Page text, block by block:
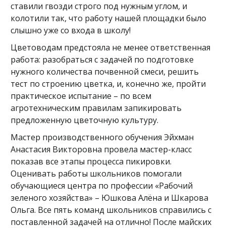
ставили гвозди строго под нужным углом, и
колотили так, что работу нашей площадки было
слышно уже со входа в школу!
Цветоводам предстояла не менее ответственная
работа: разобраться с задачей по подготовке
нужного количества почвенной смеси, решить
тест по строению цветка, и, конечно же, пройти
практическое испытание – по всем
агротехническим правилам запикировать
предложенную цветочную культуру.
Мастер производственного обучения Эйхман
Анастасия Викторовна провела мастер-класс
показав все этапы процесса пикировки.
Оценивать работы школьников помогали
обучающиеся центра по профессии «Рабочий
зеленого хозяйства» – Юшкова Алёна и Шкарова
Ольга. Все пять команд школьников справились с
поставленной задачей на отлично! После майских